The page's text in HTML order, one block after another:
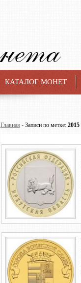
КАТАЛОГ МОНЕТ
Главная - Записи по метке: 2015